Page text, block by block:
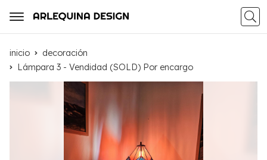
inicio
decoración
Lámpara 3 - Vendidad (SOLD) Por encargo